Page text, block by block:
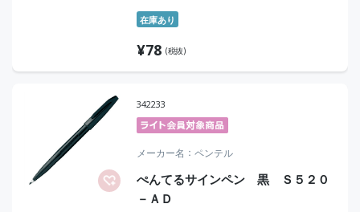
在庫あり
¥78 (税抜)
342233
メーカー名 ペンテル
ぺんてるサインペン 黒 Ｓ５２０
－ＡＤ